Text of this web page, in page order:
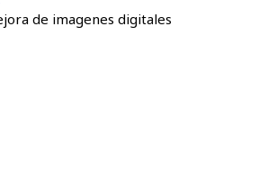
de imagenes digitales